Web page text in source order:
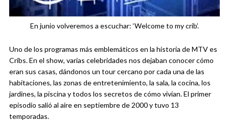
En junio volveremos a escuchar: ‘Welcome to my crib’.
Uno de los programas más emblemáticos en la historia de MTV es
Cribs. En el show, varias celebridades nos dejaban conocer cómo
eran sus casas, dándonos un tour cercano por cada una de las
habitaciones, las zonas de entretenimiento, la sala, la cocina, los
jardines, la piscina y todos los secretos de cómo vivían. El primer
episodio salió al aire en septiembre de 2000 y tuvo 13
temporadas.